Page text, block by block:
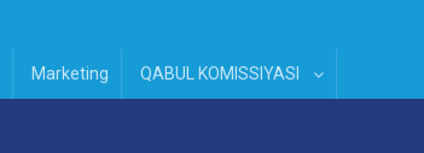
Marketing QABUL KOMISSIYASI